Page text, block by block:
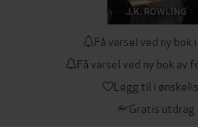
Få varsel ved ny bok
Få varsel ved ny bok av
Legg til i
Gratis utdrag